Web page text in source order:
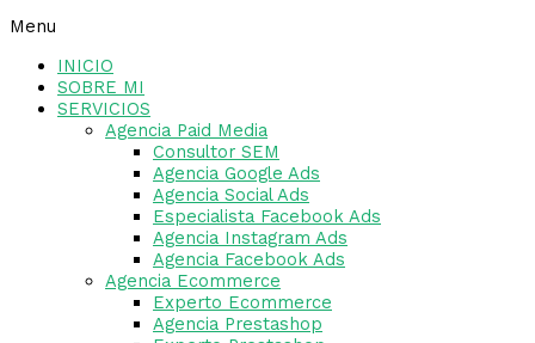
Menu
INICIO
SOBRE MI
SERVICIOS
Agencia Paid Media
Consultor SEM
Agencia Google Ads
Agencia Social Ads
Especialista Facebook Ads
Agencia Instagram Ads
Agencia Facebook Ads
Agencia Ecommerce
Experto Ecommerce
Agencia Prestashop